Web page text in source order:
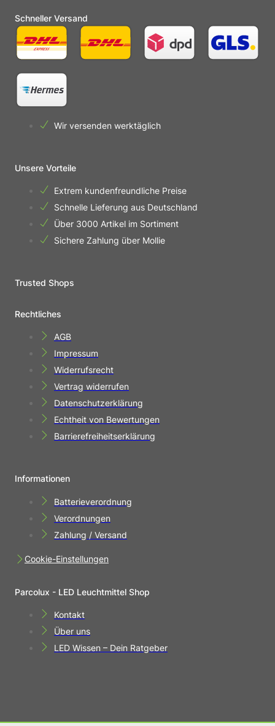
Schneller Versand
Wir versenden werktäglich
Unsere Vorteile
Extrem kundenfreundliche Preise
Schnelle Lieferung aus Deutschland
Über 3000 Artikel im Sortiment
Sichere Zahlung über Mollie
Trusted Shops
Rechtliches
AGB
Impressum
Widerrufsrecht
Vertrag widerrufen
Datenschutzerklärung
Echtheit von Bewertungen
Barrierefreiheitserklärung
Informationen
Batterieverordnung
Verordnungen
Zahlung / Versand
Cookie-Einstellungen
Parcolux - LED Leuchtmittel Shop
Kontakt
Über uns
LED Wissen – Dein Ratgeber